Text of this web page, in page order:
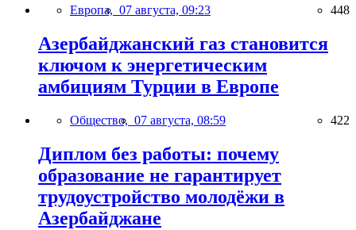
Европа, 07 августа, 09:23 448
Азербайджанский газ становится
ключом к энергетическим
амбициям Турции в Европе
Общество, 07 августа, 08:59 422
Диплом без работы: почему
образование не гарантирует
трудоустройство молодёжи в
Азербайджане